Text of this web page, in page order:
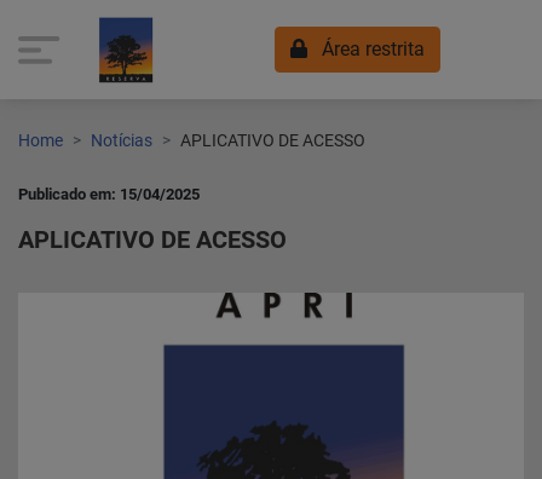
Área restrita
Home Notícias APLICATIVO DE ACESSO
Publicado em: 15/04/2025
APLICATIVO DE ACESSO